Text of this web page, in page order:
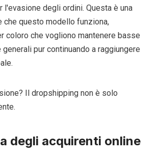
l'evasione degli ordini. Questa è una
che questo modello funziona,
coloro che vogliono mantenere basse
pur continuando a raggiungere
Il dropshipping non è solo
degli acquirenti online